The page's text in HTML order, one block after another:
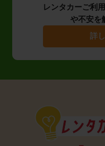
レンタカーご利
や不安を
詳